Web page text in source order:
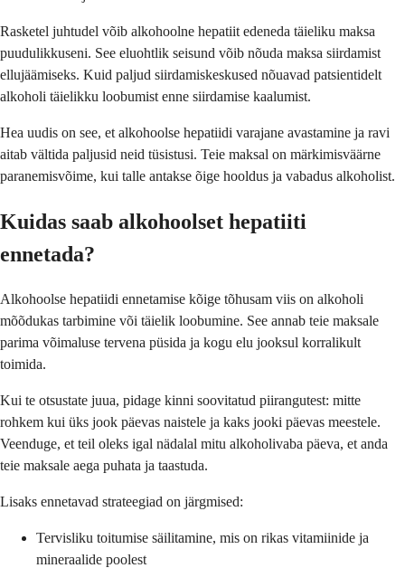
Rasketel juhtudel võib alkohoolne hepatiit edeneda täieliku maksa
puudulikkuseni. See eluohtlik seisund võib nõuda maksa siirdamist
ellujäämiseks. Kuid paljud siirdamiskeskused nõuavad patsientidelt
alkoholi täielikku loobumist enne siirdamise kaalumist.
Hea uudis on see, et alkohoolse hepatiidi varajane avastamine ja ravi
aitab vältida paljusid neid tüsistusi. Teie maksal on märkimisväärne
paranemisvõime, kui talle antakse õige hooldus ja vabadus alkoholist.
Kuidas saab alkohoolset hepatiiti
ennetada?
Alkohoolse hepatiidi ennetamise kõige tõhusam viis on alkoholi
mõõdukas tarbimine või täielik loobumine. See annab teie maksale
parima võimaluse tervena püsida ja kogu elu jooksul korralikult
toimida.
Kui te otsustate juua, pidage kinni soovitatud piirangutest: mitte
rohkem kui üks jook päevas naistele ja kaks jooki päevas meestele.
Veenduge, et teil oleks igal nädalal mitu alkoholivaba päeva, et anda
teie maksale aega puhata ja taastuda.
Lisaks ennetavad strateegiad on järgmised:
Tervisliku toitumise säilitamine, mis on rikas vitamiinide ja
mineraalide poolest